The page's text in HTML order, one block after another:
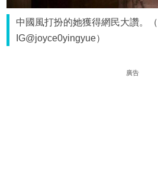
中國風打扮的她獲得網民大讚。（
IG@joyce0yingyue）
廣告